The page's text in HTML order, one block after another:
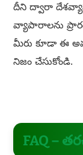
దీని ద్వారా
వ్యాపారాలను
మీరు కూడా ఈ
నిజం చేసుకోండి.
FAQ –